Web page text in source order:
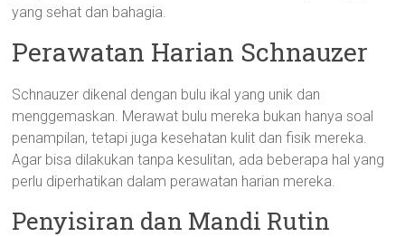
yang sehat dan bahagia.
Perawatan Harian Schnauzer
Schnauzer dikenal dengan bulu ikal yang unik dan
menggemaskan. Merawat bulu mereka bukan hanya soal
penampilan, tetapi juga kesehatan kulit dan fisik mereka.
Agar bisa dilakukan tanpa kesulitan, ada beberapa hal yang
perlu diperhatikan dalam perawatan harian mereka.
Penyisiran dan Mandi Rutin